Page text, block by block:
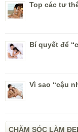
Top các tư
Bí quyết để
Vì sao “cậu
CHĂM SÓC LÀM